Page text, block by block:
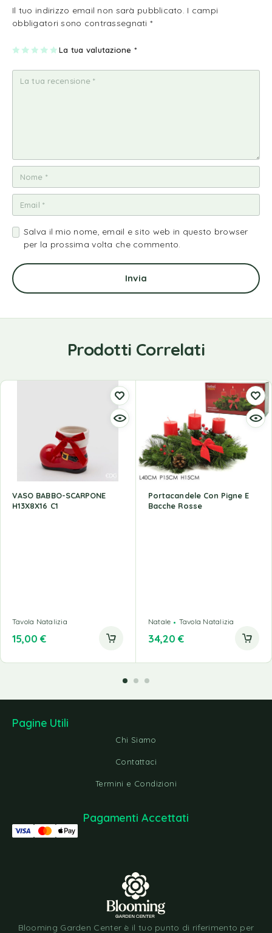
Il tuo indirizzo email non sarà pubblicato. I campi
obbligatori sono contrassegnati *
La tua valutazione *
1
a
2
e
su
5
3
e
su
5
4
e
su
5
5
e
su
5
Salva il mio nome, email e sito web in questo browser
per la prossima volta che commento.
Prodotti Correlati
VASO BABBO-SCARPONE
H13X8X16 C1
Tavola Natalizia
15,00 €
Portacandele Con Pigne E
Bacche Rosse
Natale Tavola Natalizia
34,20 €
Pagine Utili
Chi Siamo
Contattaci
Termini e Condizioni
Blooming Garden Center è il tuo punto di riferimento per
Pagamenti Accettati